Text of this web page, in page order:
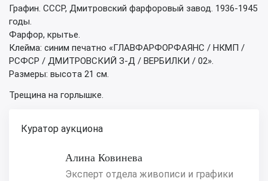
Графин. СССР, Дмитровский фарфоровый завод. 1936-1945
годы.
Фарфор, крытье.
Клейма: синим печатно «ГЛАВФАРФОРФАЯНС / НКМП /
РСФСР / ДМИТРОВСКИЙ З-Д / ВЕРБИЛКИ / 02».
Размеры: высота 21 см.
Трещина на горлышке.
Куратор аукциона
Алина Ковинева
Эксперт отдела живописи и графики